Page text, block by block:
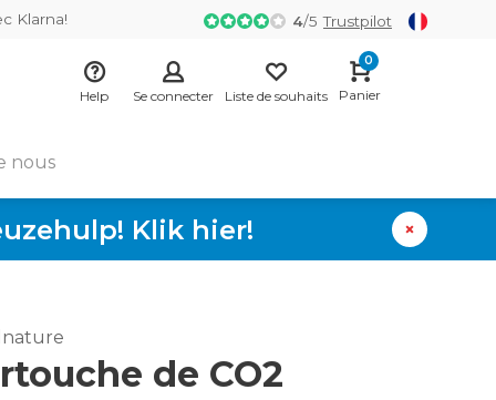
Klarna! 4/5 Trustpilot
Help Se connecter Liste de souhaits
0
Panier
nous
Klik hier!
de CO2